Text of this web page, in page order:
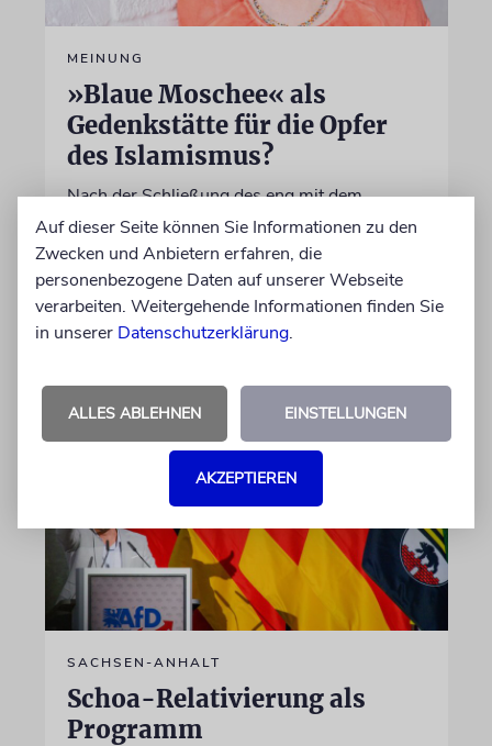
MEINUNG
»Blaue Moschee« als
Gedenkstätte für die Opfer
des Islamismus?
Nach der Schließung des eng mit dem
iranischen Regime verflochtenen »Islamischen
Zentrums Hamburg« wird über die künftige
Nutzung des Ortes diskutiert
von Ulrike Becker
SACHSEN-ANHALT
Schoa-Relativierung als
Programm
Auf dieser Seite können Sie Informationen zu den
Zwecken und Anbietern erfahren, die
personenbezogene Daten auf unserer Webseite
verarbeiten. Weitergehende Informationen finden Sie
in unserer Datenschutzerklärung.
ALLES ABLEHNEN EINSTELLUNGEN
AKZEPTIEREN